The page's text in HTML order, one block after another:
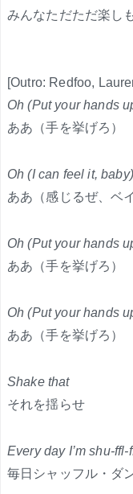
みんなただただ楽し
[Outro: Redfoo,
Oh (Put your hands
ああ（手を挙げろ）
Oh (I can feel it, baby)
ああ（感じるぜ、ベ
Oh (Put your hands
ああ（手を挙げろ）
Oh (Put your hands
ああ（手を挙げろ）
Shake that
それを揺らせ
Every day I’m shu-ffl-
毎日シャッフル・ダ